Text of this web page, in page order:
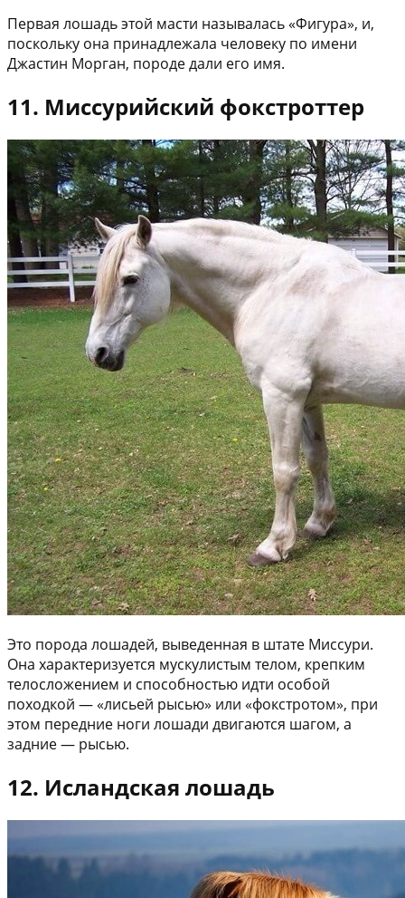
Первая лошадь этой масти называлась «Фигура», и,
поскольку она принадлежала человеку по имени
Джастин Морган, породе дали его имя.
11. Миссурийский фокстроттер
Это порода лошадей, выведенная в штате Миссури.
Она характеризуется мускулистым телом, крепким
телосложением и способностью идти особой
походкой — «лисьей рысью» или «фокстротом», при
этом передние ноги лошади двигаются шагом, а
задние — рысью.
12. Исландская лошадь